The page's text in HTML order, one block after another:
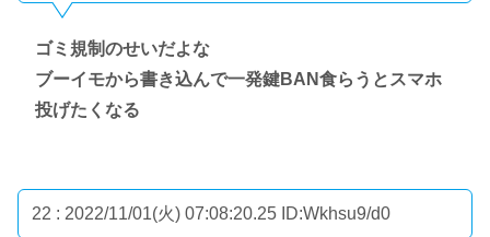
ゴミ規制のせいだよな
ブーイモから書き込んで一発鍵BAN食らうとスマホ
投げたくなる
22 : 2022/11/01(火) 07:08:20.25 ID:Wkhsu9/d0